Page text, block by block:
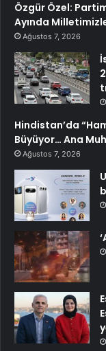
Özgür Özel:
Ayında
Ağustos 7, 2026
Hindistan’da
Büyüyor… Ana
Ağustos 7, 2026